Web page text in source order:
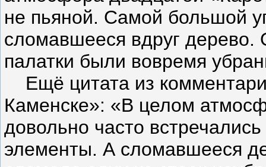
не пьяной. Самой большой
сломавшееся вдруг дерево.
палатки были вовремя
Ещё цитата из
Каменске»: «В целом
довольно часто
элементы. А сломавшееся